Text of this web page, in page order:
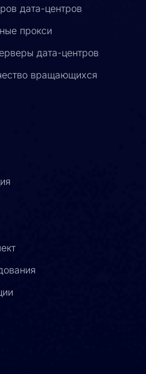
дата-центров
прокси
дата-центров
вращающихся